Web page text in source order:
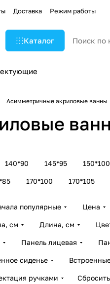
Доставка Режим работы
Каталог
Асимметричные акриловые ванны
140*90 145*95 150*100
170*100 170*105
популярные Цена
см Длина, см
Панель лицевая
сиденье
ручками